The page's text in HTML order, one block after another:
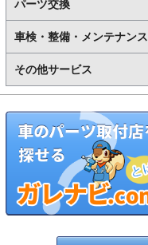
パーツ交換
車検・整備・メンテナンス
その他サービス